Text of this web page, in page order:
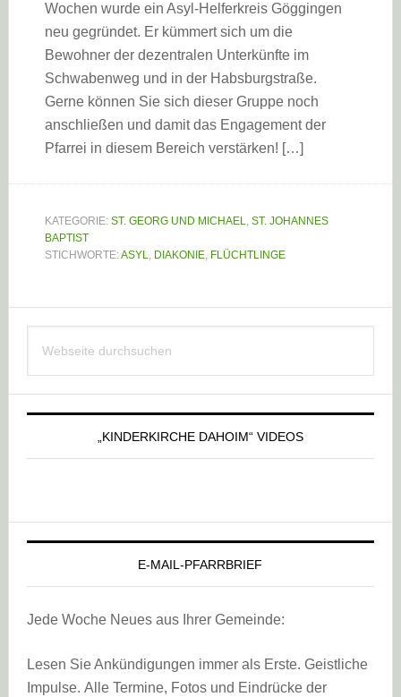
Wochen wurde ein Asyl-Helferkreis Göggingen
neu gegründet. Er kümmert sich um die
Bewohner der dezentralen Unterkünfte im
Schwabenweg und in der Habsburgstraße.
Gerne können Sie sich dieser Gruppe noch
anschließen und damit das Engagement der
Pfarrei in diesem Bereich verstärken! […]
KATEGORIE: ST. GEORG UND MICHAEL, ST. JOHANNES
BAPTIST
STICHWORTE:ASYL, DIAKONIE, FLÜCHTLINGE
Haupt-
Sidebar
durchsuchen
„KINDERKIRCHE DAHOIM“ VIDEOS
E-MAIL-PFARRBRIEF
Jede Woche Neues aus Ihrer Gemeinde:
Lesen Sie Ankündigungen immer als Erste. Geistliche
Impulse. Alle Termine, Fotos und Eindrücke der